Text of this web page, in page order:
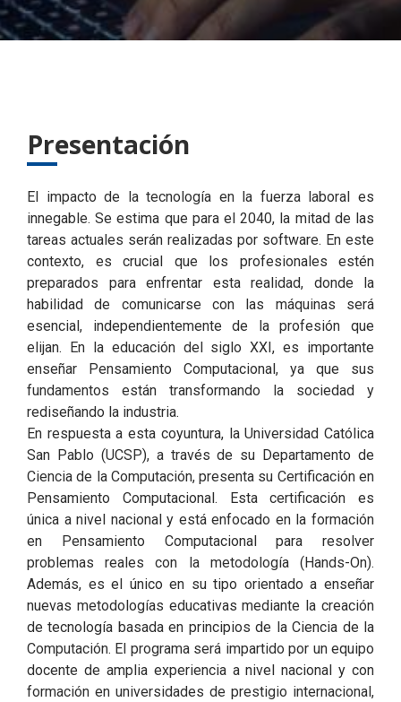
Presentación
El impacto de la tecnología en la fuerza laboral es
innegable. Se estima que para el 2040, la mitad de las
tareas actuales serán realizadas por software. En este
contexto, es crucial que los profesionales estén
preparados para enfrentar esta realidad, donde la
habilidad de comunicarse con las máquinas será
esencial, independientemente de la profesión que
elijan. En la educación del siglo XXI, es importante
enseñar Pensamiento Computacional, ya que sus
fundamentos están transformando la sociedad y
rediseñando la industria.
En respuesta a esta coyuntura, la Universidad Católica
San Pablo (UCSP), a través de su Departamento de
Ciencia de la Computación, presenta su Certificación en
Pensamiento Computacional. Esta certificación es
única a nivel nacional y está enfocado en la formación
en Pensamiento Computacional para resolver
problemas reales con la metodología (Hands-On).
Además, es el único en su tipo orientado a enseñar
nuevas metodologías educativas mediante la creación
de tecnología basada en principios de la Ciencia de la
Computación. El programa será impartido por un equipo
docente de amplia experiencia a nivel nacional y con
formación en universidades de prestigio internacional,